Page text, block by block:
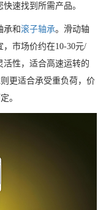
速找到所需产品。
承和滚子轴承。滑动轴
市场价约在10-30元/
性，适合高速运转的
更适合承受重负荷，价
。